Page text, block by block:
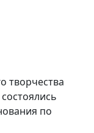
творчества
по